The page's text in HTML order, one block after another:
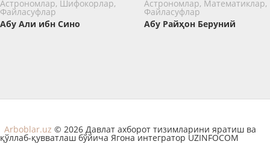
Астрономлар, Шифокорлар,
Файласуфлар
Абу Али ибн Сино
Астрономлар, Математиклар,
Файласуфлар
Абу Райҳон Беруний
Arboblar.uz © 2026 Давлат ахборот тизимларини яратиш ва
қўллаб-қувватлаш бўйича Ягона интегратор UZINFOCOM